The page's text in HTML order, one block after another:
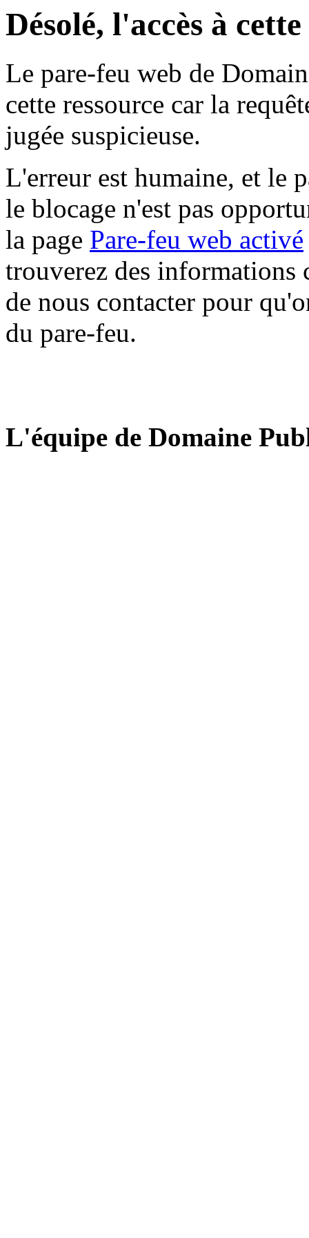
Désolé, l'accès à
Le pare-feu web de
cette ressource car la
jugée suspicieuse.
L'erreur est humaine, et le
le blocage n'est pas
la page Pare-feu web activé
trouverez des informations
de nous contacter pour
du pare-feu.
L'équipe de Domaine